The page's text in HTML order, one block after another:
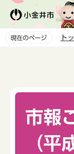
ペ
現在のページ ト
市報
（平